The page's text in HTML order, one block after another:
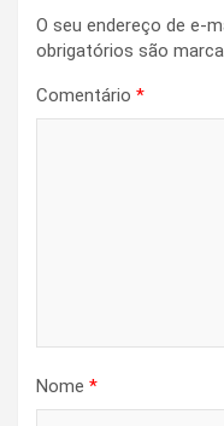
O seu endereço de e-
obrigatórios são
Comentário *
Nome *